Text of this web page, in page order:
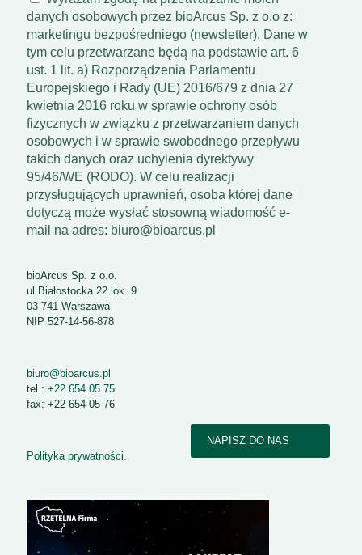
danych osobowych przez bioArcus Sp. z o.o z:
marketingu bezpośredniego (newsletter). Dane w
tym celu przetwarzane będą na podstawie art. 6
ust. 1 lit. a) Rozporządzenia Parlamentu
Europejskiego i Rady (UE) 2016/679 z dnia 27
kwietnia 2016 roku w sprawie ochrony osób
fizycznych w związku z przetwarzaniem danych
osobowych i w sprawie swobodnego przepływu
takich danych oraz uchylenia dyrektywy
95/46/WE (RODO). W celu realizacji
przysługujących uprawnień, osoba której dane
dotyczą może wysłać stosowną wiadomość e-
mail na adres: biuro@bioarcus.pl
bioArcus Sp. z o.o.
ul.Białostocka 22 lok. 9
03-741 Warszawa
NIP 527-14-56-878
biuro@bioarcus.pl
tel.: +22 654 05 75
fax: +22 654 05 76
NAPISZ DO NAS
Polityka prywatności.